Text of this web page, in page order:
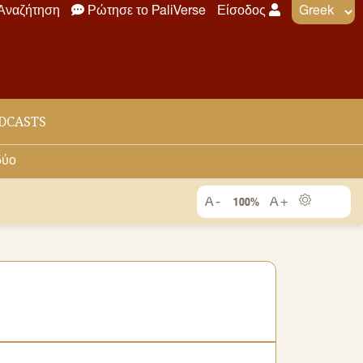
Ρώτησε το PaliVerse Είσοδος
100%